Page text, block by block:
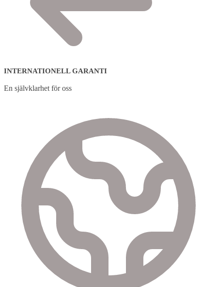
INTERNATIONELL GARANTI
En självklarhet för oss